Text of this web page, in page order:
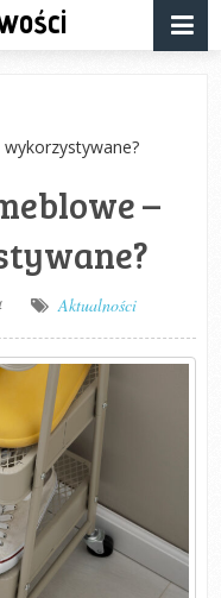
–
Aktualności